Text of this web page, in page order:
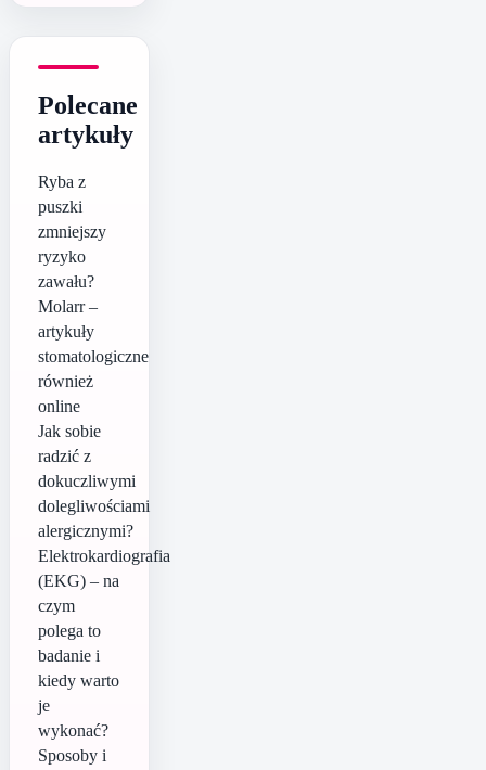
Polecane
artykuły
Ryba z
puszki
zmniejszy
ryzyko
zawału?
Molarr –
artykuły
stomatologiczne
również
online
Jak sobie
radzić z
dokuczliwymi
dolegliwościami
alergicznymi?
Elektrokardiografia
(EKG) – na
czym
polega to
badanie i
kiedy warto
je
wykonać?
Sposoby i